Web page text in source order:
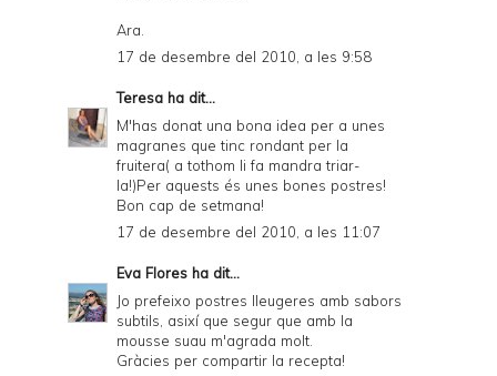
Ara.
17 de desembre del 2010, a les 9:58
Teresa ha dit...
M'has donat una bona idea per a unes
magranes que tinc rondant per la
fruitera( a tothom li fa mandra triar-
la!)Per aquests és unes bones postres!
Bon cap de setmana!
17 de desembre del 2010, a les 11:07
Eva Flores ha dit...
Jo prefeixo postres lleugeres amb sabors
subtils, asixí que segur que amb la
mousse suau m'agrada molt.
Gràcies per compartir la recepta!